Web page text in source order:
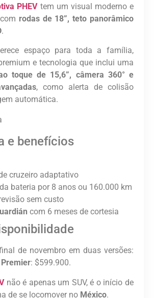
PHEVtem um visual moderno e
rodas de 18”, teto panorâmico
.
espaço para toda a família,
e tecnologia que inclui uma
toque de 15,6”, câmera 360° e
, como alerta de colisão
automática.
e benefícios
cruzeiro adaptativo
bateria por 8 anos ou 160.000 km
sem custo
com 6 meses de cortesia
de novembro em duas versões:
Premier: $599.900.
não é apenas um SUV, é o início de
de se locomover no México.